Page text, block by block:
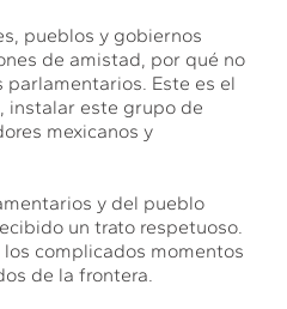
pueblos y gobiernos
de amistad, por qué no
Este es el
instalar este grupo de
mexicanos y
y del pueblo
un trato respetuoso.
complicados momentos
de la frontera.